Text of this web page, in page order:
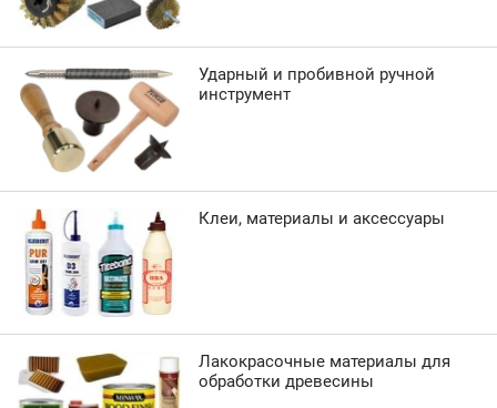
Ударный и пробивной ручной
инструмент
Клеи, материалы и аксессуары
Лакокрасочные материалы для
обработки древесины